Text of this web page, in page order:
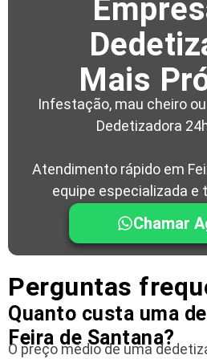
Mais
Infestação, mau cheiro
Dedetizadora
Atendimento rápido em
equipe especializada e
Chamar
Perguntas
Quanto custa uma
Feira de Santana?
O preço médio de uma